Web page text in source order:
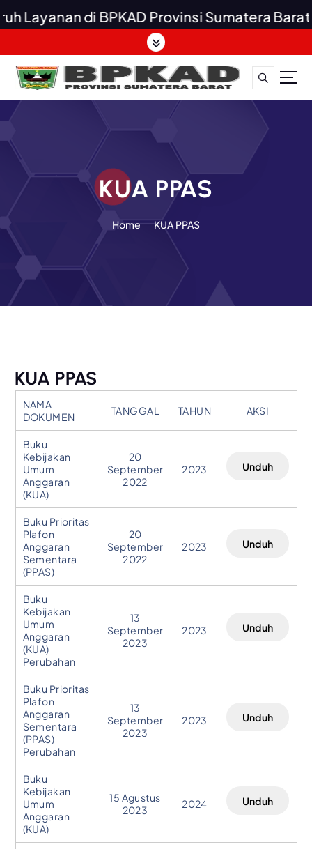
Layanan di BPKAD Provinsi Sumatera Barat
k
t
t
KUA PPAS
Home KUA PPAS
KUA PPAS
NAMA
DOKUMEN
TANGGAL TAHUN AKSI
Buku
Kebijakan
Umum
Anggaran
(KUA)
20
September
2022
2023 Unduh
Buku Prioritas
Plafon
Anggaran
Sementara
(PPAS)
20
September
2022
2023 Unduh
Buku
Kebijakan
Umum
Anggaran
(KUA)
Perubahan
13
September
2023
2023 Unduh
Buku Prioritas
Plafon
Anggaran
Sementara
(PPAS)
Perubahan
13
September
2023
2023 Unduh
Buku
Kebijakan
Umum
Anggaran
(KUA)
15 Agustus
2023
2024 Unduh